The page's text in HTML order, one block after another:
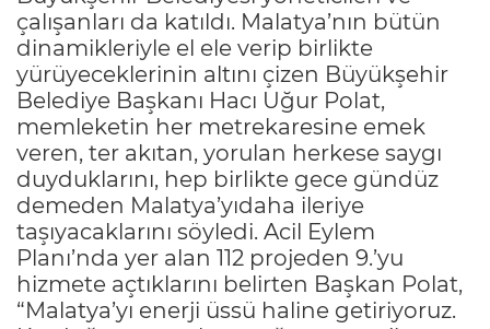
çalışanları da katıldı. Malatya’nın bütün
dinamikleriyle el ele verip birlikte
yürüyeceklerinin altını çizen Büyükşehir
Belediye Başkanı Hacı Uğur Polat,
memleketin her metrekaresine emek
veren, ter akıtan, yorulan herkese saygı
duyduklarını, hep birlikte gece gündüz
demeden Malatya’yıdaha ileriye
taşıyacaklarını söyledi. Acil Eylem
Planı’nda yer alan 112 projeden 9.’yu
hizmete açtıklarını belirten Başkan Polat,
“Malatya’yı enerji üssü haline getiriyoruz.